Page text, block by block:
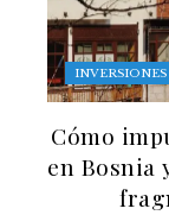
Cómo
en Bosnia